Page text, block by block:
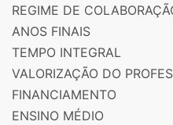
REGIME DE
ANOS FINAIS
TEMPO INTEGRAL
VALORIZAÇÃO DO
FINANCIAMENTO
ENSINO MÉDIO